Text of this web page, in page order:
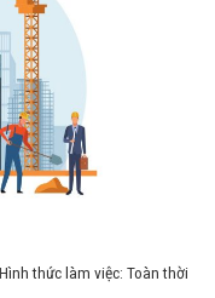
thức làm việc: Toàn thời